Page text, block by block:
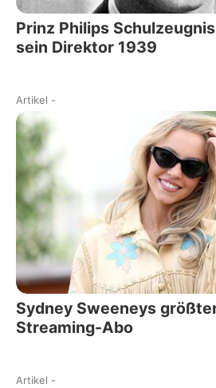
Prinz Philips
sein Direktor 1939
Artikel -
Sydney Sweeneys
Streaming-Abo
Artikel -